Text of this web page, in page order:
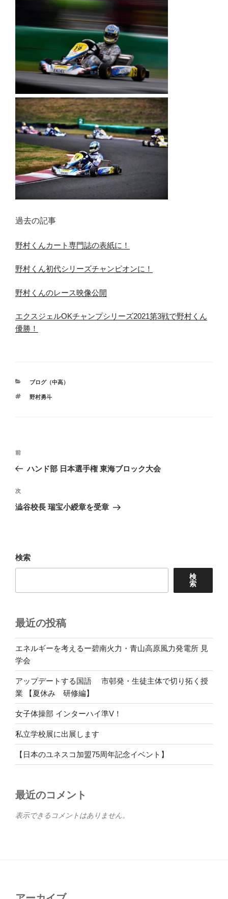
過去の記事
野村くんカート専門誌の表紙に！
野村くん初代シリーズチャンピオンに！
野村くんのレース映像公開
エクスジェルOKチャンプシリーズ2021第3戦で野村くん
優勝！
カ
ゴ
ブログ（中高）
タ
野村勇斗
投
ビ
ゲ
ン
前
の
稿
前
ハンド部 日本選手権 東海ブロック大会
次
の
次
澁谷校長 瑞宝小綬章を受章
検索
検
索
最近の投稿
エネルギーを考えるー碧南火力・青山高原風力発電所 見
学会
アップデートする国語 市邨発・生徒主体で切り拓く授
業 【夏休み 研修編】
女子体操部 インターハイ準V！
私立学校展に出展します
【日本のユネスコ加盟75周年記念イベント】
最近のコメント
表示できるコメントはありません。